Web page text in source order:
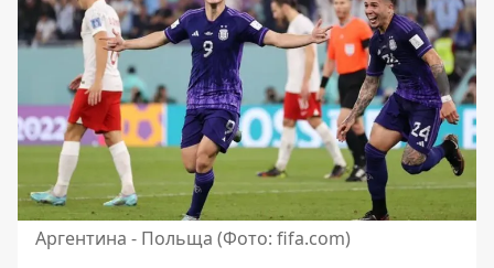
Аргентина - Польща (Фото: fifa.com)